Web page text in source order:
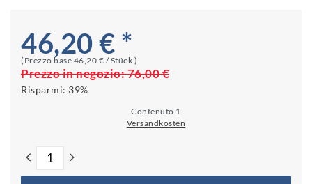
46,20 € *
(Prezzo base 46,20 € / Stück )
Prezzo in negozio:76,00 €
Risparmi: 39%
Contenuto 1
Versandkosten